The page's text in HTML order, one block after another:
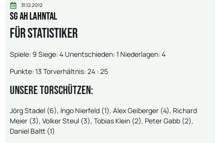
31.12.2012
SG AH Lahntal
Für Statistiker
Spiele: 9 Siege: 4 Unentschieden: 1 Niederlagen: 4
Punkte: 13 Torverhältnis: 24 : 25
Unsere Torschützen:
Jörg Stadel (6), Ingo Nierfeld (1), Alex Geiberger (4), Richard
Meier (3), Volker Steul (3), Tobias Klein (2), Peter Gabb (2),
Daniel Baltt (1)